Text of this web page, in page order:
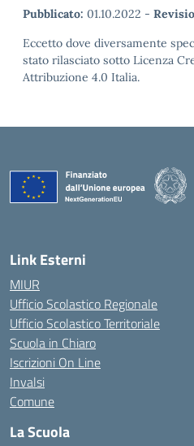
Pubblicato: 01.10.2022 -
Eccetto dove diversamente
stato rilasciato sotto Licenza
Attribuzione 4.0 Italia.
Link Esterni
MIUR
Ufficio Scolastico Regionale
Ufficio Scolastico Territoriale
Scuola in Chiaro
Iscrizioni On Line
Invalsi
Comune
La Scuola